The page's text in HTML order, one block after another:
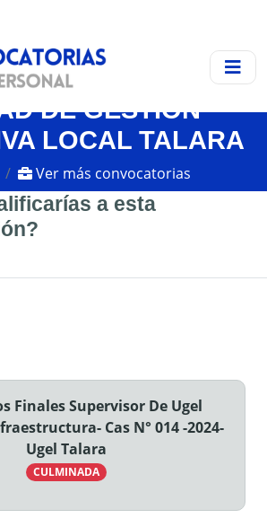
DE GESTIÓN
LOCAL TALARA
Ver más convocatorias
a esta
Finales Supervisor De Ugel
Cas N° 014 -2024-
Ugel Talara
CULMINADA